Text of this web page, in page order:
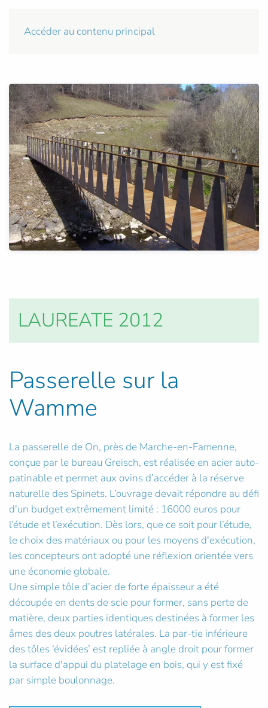
Accéder au contenu principal
LAUREATE 2012
Passerelle sur la
Wamme
La passerelle de On, près de Marche-en-Famenne,
conçue par le bureau Greisch, est réalisée en acier auto-
patinable et permet aux ovins d’accéder à la réserve
naturelle des Spinets. L’ouvrage devait répondre au défi
d'un budget extrêmement limité : 16000 euros pour
l’étude et l’exécution. Dès lors, que ce soit pour l’étude,
le choix des matériaux ou pour les moyens d'exécution,
les concepteurs ont adopté une réflexion orientée vers
une économie globale.
Une simple tôle d’acier de forte épaisseur a été
découpée en dents de scie pour former, sans perte de
matière, deux parties identiques destinées à former les
âmes des deux poutres latérales. La par-tie inférieure
des tôles ‘évidées’ est repliée à angle droit pour former
la surface d'appui du platelage en bois, qui y est fixé
par simple boulonnage.